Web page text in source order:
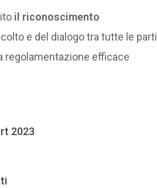
il riconoscimento
e del dialogo tra tutte le parti
regolamentazione efficace
2023